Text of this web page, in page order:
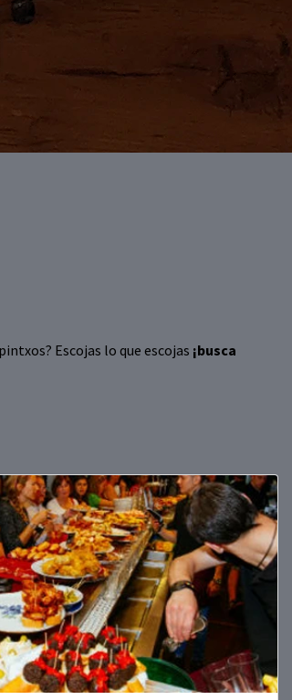
Escojas lo que escojas ¡busca